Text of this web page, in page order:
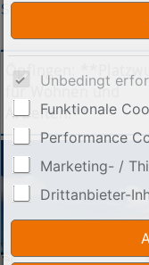
Sortieren nach
Öpfingen:
für Wohnen und
Arbeiten!**
Unbedingt
Funktionale
Performance
Marketing- /
Drittanbieter-